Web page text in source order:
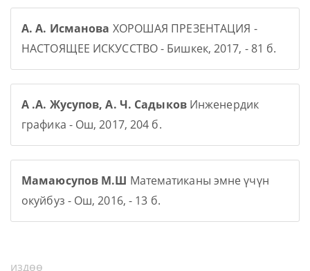
А. А. Исманова ХОРОШАЯ ПРЕЗЕНТАЦИЯ -
НАСТОЯЩЕЕ ИСКУССТВО - Бишкек, 2017, - 81 б.
А .А. Жусупов, А. Ч. Садыков Инженердик
графика - Ош, 2017, 204 б.
Мамаюсупов М.Ш Математиканы эмне үчүн
окуйбуз - Ош, 2016, - 13 б.